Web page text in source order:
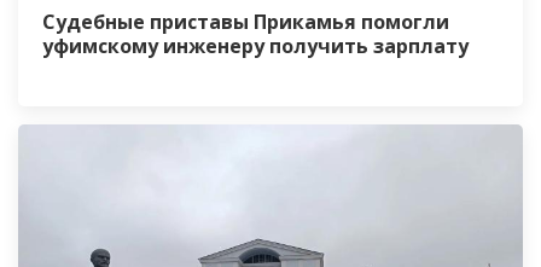
Судебные приставы Прикамья помогли
уфимскому инженеру получить зарплату